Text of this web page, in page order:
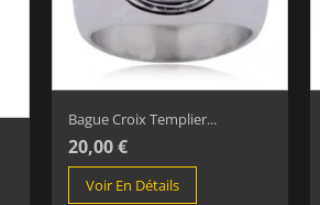
Bague Croix Templier...
20,00 €
Voir En Détails